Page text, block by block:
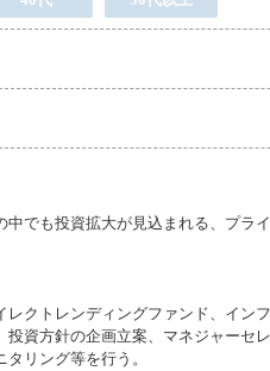
でも投資拡大が見込まれる、プラ
クトレンディングファンド、イン
資方針の企画立案、マネジャーセ
リング等を行う。